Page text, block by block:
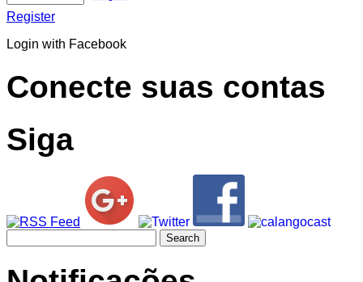
Register
Login with Facebook
Conecte suas contas
Siga
for: